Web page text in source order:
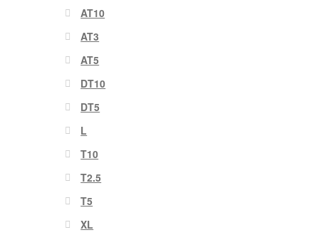
AT10
AT3
AT5
DT10
DT5
L
T10
T2.5
T5
XL